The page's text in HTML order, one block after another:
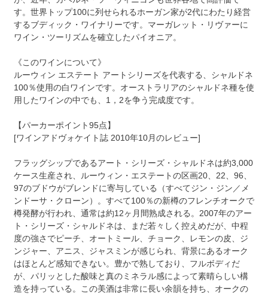
す。世界トップ100に列せられるホーガン家が2代にわたり経営
するブディック・ワイナリーです。マーガレット・リヴァーに
ワイン・ツーリズムを確立したパイオニア。
《このワインについて》
ルーウィン エステート アートシリーズを代表する、シャルドネ
100％使用の白ワインです。オーストラリアのシャルドネ種を使
用したワインの中でも、1，2を争う完成度です。
【パーカーポイント95点】
[ワインアドヴォケイト誌 2010年10月のレビュー]
フラッグシップであるアート・シリーズ・シャルドネは約3,000
ケース生産され、ルーウィン・エステートの区画20、22、96、
97のブドウがブレンドに寄与している（すべてジン・ジン／メ
ンドーサ・クローン）。すべて100％の新樽のフレンチオークで
樽発酵が行われ、通常は約12ヶ月間熟成される。2007年のアー
ト・シリーズ・シャルドネは、まだ若々しく控えめだが、中程
度の強さでピーチ、オートミール、チョーク、レモンの皮、ジ
ンジャー、アニス、ジャスミンが感じられ、背景にあるオーク
はほとんど感知できない。豊かで熟しており、フルボディだ
が、パリッとした酸味と真のミネラル感によって素晴らしい構
造を持っている。この美酒は非常に長い余韻を持ち、オークの